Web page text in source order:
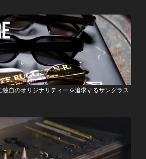
自のオリジナリティーを追求するサングラス